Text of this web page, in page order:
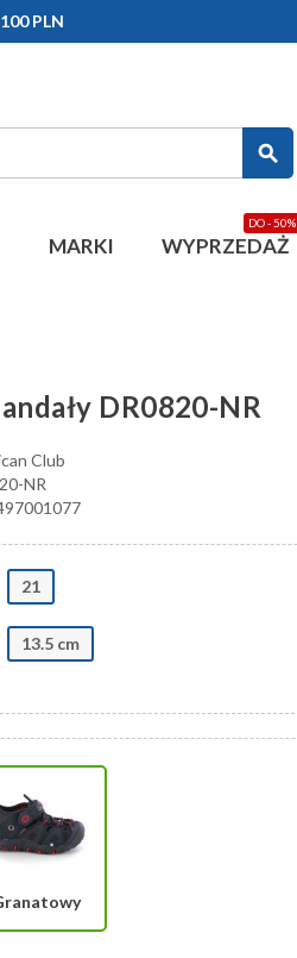
PLN
search
MARKI WYPRZEDAŻ
DO - 50%
DR0820-NR
Club
NR
21
13.5 cm